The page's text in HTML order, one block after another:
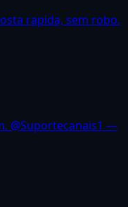
rapida, sem robo.
@Suportecanais1 —